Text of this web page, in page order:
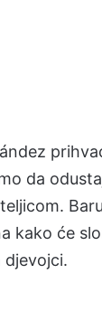
da
kako će
djevojci.